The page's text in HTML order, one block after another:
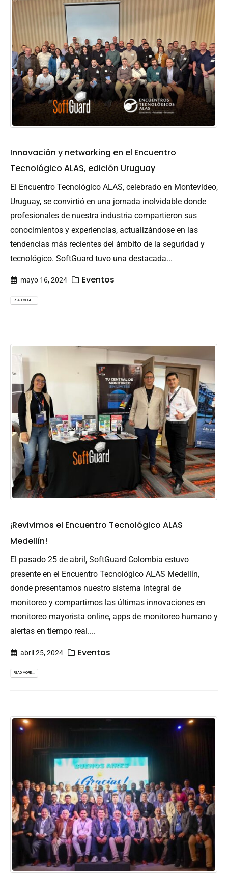
Innovación y networking en el Encuentro
Tecnológico ALAS, edición Uruguay
El Encuentro Tecnológico ALAS, celebrado en Montevideo,
Uruguay, se convirtió en una jornada inolvidable donde
profesionales de nuestra industria compartieron sus
conocimientos y experiencias, actualizándose en las
tendencias más recientes del ámbito de la seguridad y
tecnológico. SoftGuard tuvo una destacada...
mayo 16, 2024 Eventos
READ MORE...
¡Revivimos el Encuentro Tecnológico ALAS
Medellín!
El pasado 25 de abril, SoftGuard Colombia estuvo
presente en el Encuentro Tecnológico ALAS Medellín,
donde presentamos nuestro sistema integral de
monitoreo y compartimos las últimas innovaciones en
monitoreo mayorista online, apps de monitoreo humano y
alertas en tiempo real....
abril 25, 2024 Eventos
READ MORE...